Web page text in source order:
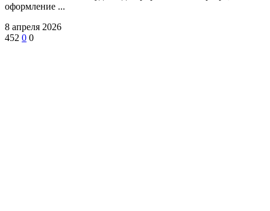
оформление ...
8 апреля 2026
452 0 0